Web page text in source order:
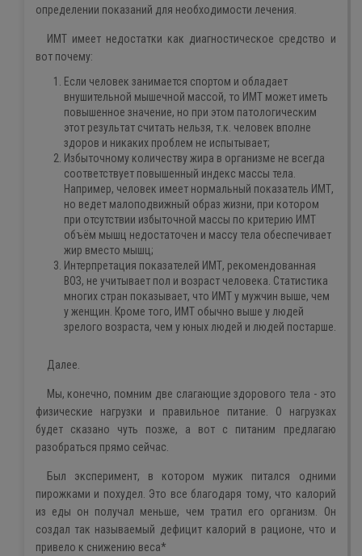
определении показаний для необходимости лечения.
ИМТ имеет недостатки как диагностическое средство и
вот почему:
Если человек занимается спортом и обладает
внушительной мышечной массой, то ИМТ может иметь
повышенное значение, но при этом патологическим
этот результат считать нельзя, т.к. человек вполне
здоров и никаких проблем не испытывает;
Избыточному количеству жира в организме не всегда
соответствует повышенный индекс массы тела.
Например, человек имеет нормальный показатель ИМТ,
но ведет малоподвижный образ жизни, при котором
при отсутствии избыточной массы по критерию ИМТ
объём мышц недостаточен и массу тела обеспечивает
жир вместо мышц;
Интерпретация показателей ИМТ, рекомендованная
ВОЗ, не учитывает пол и возраст человека. Статистика
многих стран показывает, что ИМТ у мужчин выше, чем
у женщин. Кроме того, ИМТ обычно выше у людей
зрелого возраста, чем у юных людей и людей постарше.
Далее.
Мы, конечно, помним две слагающие здорового тела - это
физические нагрузки и правильное питание. О нагрузках
будет сказано чуть позже, а вот с питаним предлагаю
разобраться прямо сейчас.
Был эксперимент, в котором мужик питался одними
пирожками и похудел. Это все благодаря тому, что калорий
из еды он получал меньше, чем тратил его организм. Он
создал так называемый дефицит калорий в рационе, что и
привело к снижению веса*